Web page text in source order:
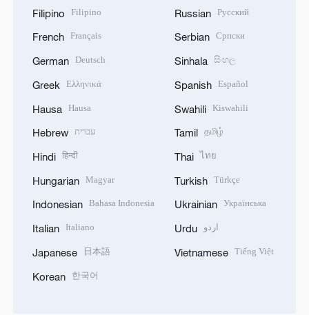
Filipino Filipino
French Français
German Deutsch
Greek Ελληνικά
Hausa Hausa
Hebrew עברית
Hindi हिन्दी
Hungarian Magyar
Indonesian Bahasa Indonesia
Italian Italiano
Japanese 日本語
Korean 한국어
Russian Русский
Serbian Српски
Sinhala සිංහල
Spanish Español
Swahili Kiswahili
Tamil தமிழ்
Thai ไทย
Turkish Türkçe
Ukrainian Українська
Urdu اردو
Vietnamese Tiếng Việt